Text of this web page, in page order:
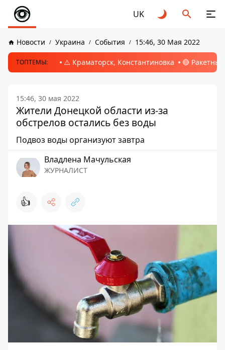
UK
Новости Украина События 15:46, 30 Мая 2022
ТОПТЕМЫ: ⚠️ Краматорск, Константиновка 🔴
15:46, 30 мая 2022
Жители Донецкой области из-за
обстрелов остались без воды
Подвоз воды организуют завтра
Владлена Мачульская
ЖУРНАЛИСТ
👍